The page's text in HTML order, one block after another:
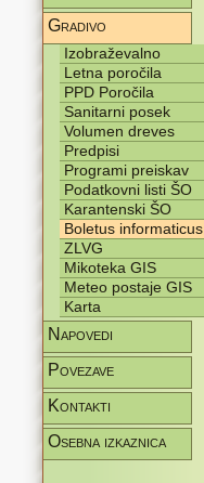
Gradivo
Izobraževalno
Letna poročila
PPD Poročila
Sanitarni posek
Volumen dreves
Predpisi
Programi preiskav
Podatkovni listi ŠO
Karantenski ŠO
Boletus informaticus
ZLVG
Mikoteka GIS
Meteo postaje GIS
Karta
Napovedi
Povezave
Kontakti
Osebna izkaznica